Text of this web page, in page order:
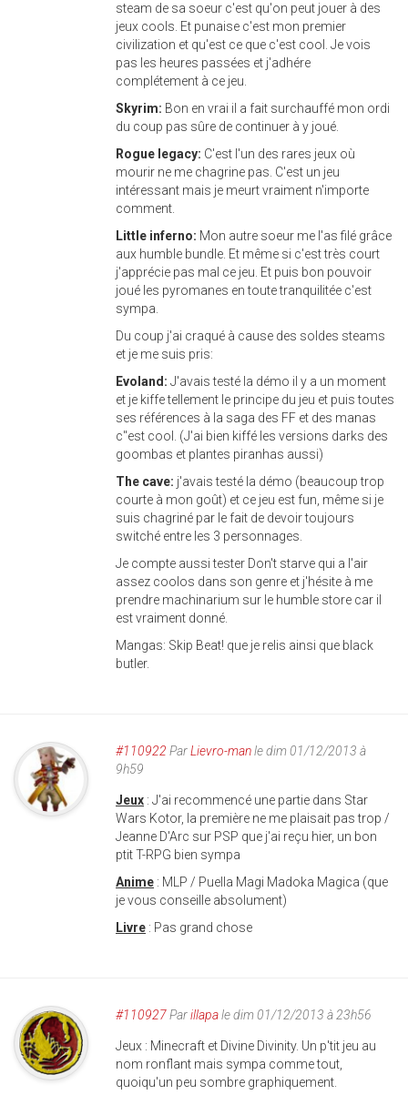
steam de sa soeur c'est qu'on peut jouer à des
jeux cools. Et punaise c'est mon premier
civilization et qu'est ce que c'est cool. Je vois
pas les heures passées et j'adhére
complétement à ce jeu.
Skyrim: Bon en vrai il a fait surchauffé mon ordi
du coup pas sûre de continuer à y joué.
Rogue legacy: C'est l'un des rares jeux où
mourir ne me chagrine pas. C'est un jeu
intéressant mais je meurt vraiment n'importe
comment.
Little inferno: Mon autre soeur me l'as filé grâce
aux humble bundle. Et même si c'est très court
j'apprécie pas mal ce jeu. Et puis bon pouvoir
joué les pyromanes en toute tranquilitée c'est
sympa.
Du coup j'ai craqué à cause des soldes steams
et je me suis pris:
Evoland: J'avais testé la démo il y a un moment
et je kiffe tellement le principe du jeu et puis toutes
ses références à la saga des FF et des manas
c''est cool. (J'ai bien kiffé les versions darks des
goombas et plantes piranhas aussi)
The cave: j'avais testé la démo (beaucoup trop
courte à mon goût) et ce jeu est fun, même si je
suis chagriné par le fait de devoir toujours
switché entre les 3 personnages.
Je compte aussi tester Don't starve qui a l'air
assez coolos dans son genre et j'hésite à me
prendre machinarium sur le humble store car il
est vraiment donné.
Mangas: Skip Beat! que je relis ainsi que black
butler.
#110922 ParLievro-manle dim 01/12/2013 à
9h59
Jeux : J'ai recommencé une partie dans Star
Wars Kotor, la première ne me plaisait pas trop /
Jeanne D'Arc sur PSP que j'ai reçu hier, un bon
ptit T-RPG bien sympa
Anime : MLP / Puella Magi Madoka Magica (que
je vous conseille absolument)
Livre : Pas grand chose
#110927Parillapale dim 01/12/2013 à 23h56
Jeux : Minecraft et Divine Divinity. Un p'tit jeu au
nom ronflant mais sympa comme tout,
quoiqu'un peu sombre graphiquement.